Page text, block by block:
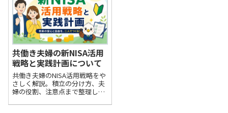
共働き夫婦の新NISA活用
戦略と実践計画について
共働き夫婦のNISA活用戦略をや
さしく解説。積立の分け方、夫
婦の役割、注意点まで整理し、
す。